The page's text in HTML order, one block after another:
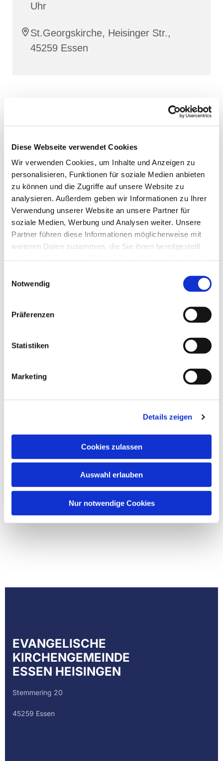
Diese Webseite verwendet Cookies
Wir verwenden Cookies, um Inhalte und Anzeigen zu
personalisieren, Funktionen für soziale Medien anbieten
zu können und die Zugriffe auf unsere Website zu
analysieren. Außerdem geben wir Informationen zu Ihrer
Verwendung unserer Website an unsere Partner für
soziale Medien, Werbung und Analysen weiter. Unsere
Partner führen diese Informationen möglicherweise mit
weiteren Daten zusammen, die Sie ihnen bereitgestellt
Notwendig
Präferenzen
Statistiken
Marketing
Details zeigen
Cookies zulassen
Auswahl erlauben
Nur notwendige Cookies
Uhr
St.Georgskirche, Heisinger Str.,
45259 Essen
EVANGELISCHE
KIRCHENGEMEINDE
ESSEN HEISINGEN
Stemmering 20
45259 Essen